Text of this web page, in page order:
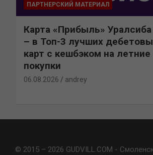
ПАРТНЕРСКИЙ МАТЕРИАЛ
Карта «Прибыль» Уралсиба
– в Топ-3 лучших
карт с кешбэком на летние
покупки
06.08.2026 andrey
© 2015 – 2026 GUDVILL.COM -